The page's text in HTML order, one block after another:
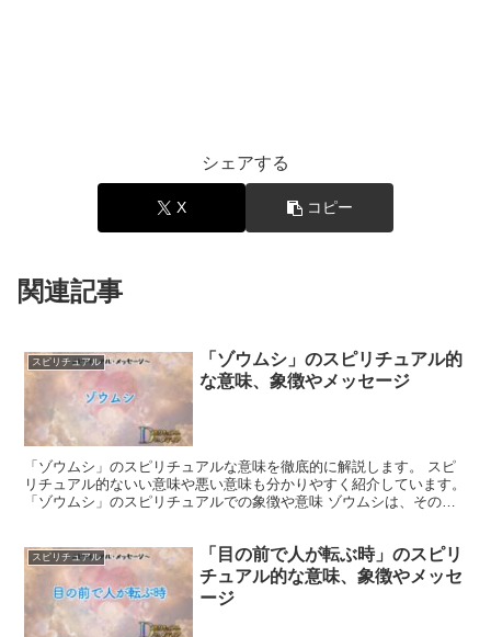
シェアする
X コピー
関連記事
スピリチュアル
「ゾウムシ」のスピリチュアル的
な意味、象徴やメッセージ
「ゾウムシ」のスピリチュアルな意味を徹底的に解説します。 スピ
リチュアル的ないい意味や悪い意味も分かりやすく紹介しています。
「ゾウムシ」のスピリチュアルでの象徴や意味 ゾウムシは、その形
スピリチュアル
「目の前で人が転ぶ時」のスピリ
チュアル的な意味、象徴やメッセ
ージ